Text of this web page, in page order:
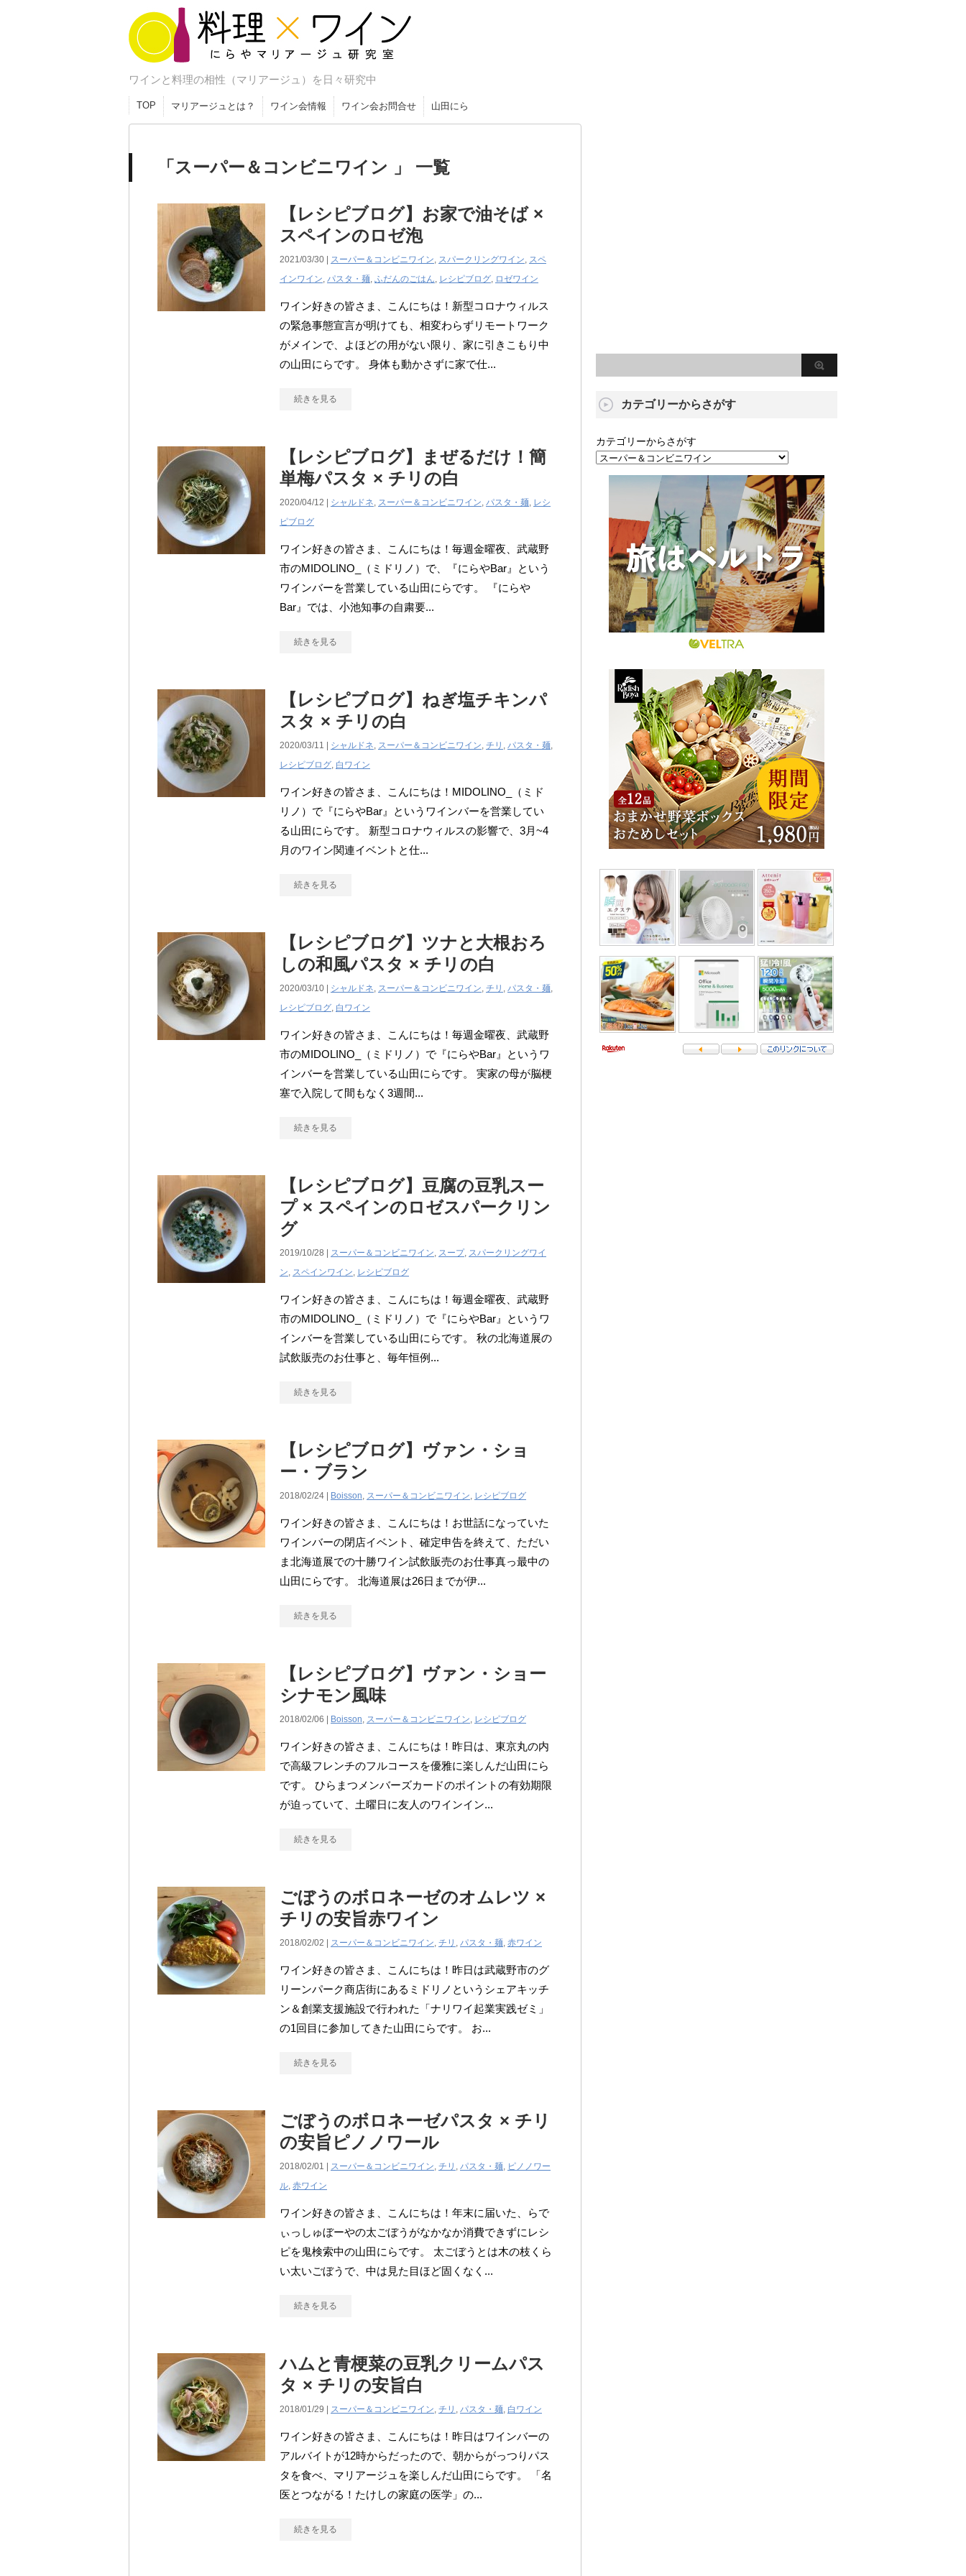
料理×ワイン にらやマリア
ージュ研究室
ワインと料理の相性（マリアージュ）を日々研究中
TOP マリアージュとは？ ワイン会情報 ワイン会お問合せ 山田にら
「スーパー＆コンビニワイン 」 一覧
【レシピブログ】お家で油そば ×
スペインのロゼ泡
2021/03/30 | スーパー＆コンビニワイン, スパークリングワイン, スペ
インワイン, パスタ・麺, ふだんのごはん, レシピブログ, ロゼワイン
ワイン好きの皆さま、こんにちは！新型コロナウィルス
の緊急事態宣言が明けても、相変わらずリモートワーク
がメインで、よほどの用がない限り、家に引きこもり中
の山田にらです。 身体も動かさずに家で仕...
続きを見る
【レシピブログ】まぜるだけ！簡
単梅パスタ × チリの白
2020/04/12 | シャルドネ, スーパー＆コンビニワイン, パスタ・麺, レシ
ピブログ
ワイン好きの皆さま、こんにちは！毎週金曜夜、武蔵野
市のMIDOLINO_（ミドリノ）で、『にらやBar』という
ワインバーを営業している山田にらです。 『にらや
Bar』では、小池知事の自粛要...
続きを見る
【レシピブログ】ねぎ塩チキンパ
スタ × チリの白
2020/03/11 | シャルドネ, スーパー＆コンビニワイン, チリ , パスタ・麺,
レシピブログ, 白ワイン
ワイン好きの皆さま、こんにちは！MIDOLINO_（ミド
リノ）で『にらやBar』というワインバーを営業してい
る山田にらです。 新型コロナウィルスの影響で、3月~4
月のワイン関連イベントと仕...
続きを見る
【レシピブログ】ツナと大根おろ
しの和風パスタ × チリの白
2020/03/10 | シャルドネ, スーパー＆コンビニワイン, チリ , パスタ・麺,
レシピブログ, 白ワイン
ワイン好きの皆さま、こんにちは！毎週金曜夜、武蔵野
市のMIDOLINO_（ミドリノ）で『にらやBar』というワ
インバーを営業している山田にらです。 実家の母が脳梗
塞で入院して間もなく3週間...
続きを見る
【レシピブログ】豆腐の豆乳スー
プ × スペインのロゼスパークリン
グ
2019/10/28 | スーパー＆コンビニワイン, スープ, スパークリングワイ
ン, スペインワイン, レシピブログ
ワイン好きの皆さま、こんにちは！毎週金曜夜、武蔵野
市のMIDOLINO_（ミドリノ）で『にらやBar』というワ
インバーを営業している山田にらです。 秋の北海道展の
試飲販売のお仕事と、毎年恒例...
続きを見る
【レシピブログ】ヴァン・ショ
ー・ブラン
2018/02/24 | Boisson, スーパー＆コンビニワイン, レシピブログ
ワイン好きの皆さま、こんにちは！お世話になっていた
ワインバーの閉店イベント、確定申告を終えて、ただい
ま北海道展での十勝ワイン試飲販売のお仕事真っ最中の
山田にらです。 北海道展は26日までが伊...
続きを見る
【レシピブログ】ヴァン・ショー
シナモン風味
2018/02/06 | Boisson, スーパー＆コンビニワイン, レシピブログ
ワイン好きの皆さま、こんにちは！昨日は、東京丸の内
で高級フレンチのフルコースを優雅に楽しんだ山田にら
です。 ひらまつメンバーズカードのポイントの有効期限
が迫っていて、土曜日に友人のワインイン...
続きを見る
ごぼうのボロネーゼのオムレツ ×
チリの安旨赤ワイン
2018/02/02 | スーパー＆コンビニワイン, チリ , パスタ・麺, 赤ワイン
ワイン好きの皆さま、こんにちは！昨日は武蔵野市のグ
リーンパーク商店街にあるミドリノというシェアキッチ
ン＆創業支援施設で行われた「ナリワイ起業実践ゼミ」
の1回目に参加してきた山田にらです。 お...
続きを見る
ごぼうのボロネーゼパスタ × チリ
の安旨ピノノワール
2018/02/01 | スーパー＆コンビニワイン, チリ , パスタ・麺, ピノノワー
ル, 赤ワイン
ワイン好きの皆さま、こんにちは！年末に届いた、らで
ぃっしゅぼーやの太ごぼうがなかなか消費できずにレシ
ピを鬼検索中の山田にらです。 太ごぼうとは木の枝くら
い太いごぼうで、中は見た目ほど固くなく...
続きを見る
ハムと青梗菜の豆乳クリームパス
タ × チリの安旨白
2018/01/29 | スーパー＆コンビニワイン, チリ , パスタ・麺, 白ワイン
ワイン好きの皆さま、こんにちは！昨日はワインバーの
アルバイトが12時からだったので、朝からがっつりパス
タを食べ、マリアージュを楽しんだ山田にらです。 「名
医とつながる！たけしの家庭の医学」の...
続きを見る
カテゴリーからさがす
カテゴリーからさがす